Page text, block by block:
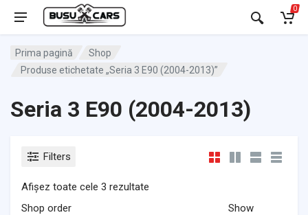
0
Prima pagină
Shop
Produse etichetate „Seria 3 E90 (2004-2013)”
Seria 3 E90 (2004-2013)
Filters
Afișez toate cele 3 rezultate
Shop order
Show